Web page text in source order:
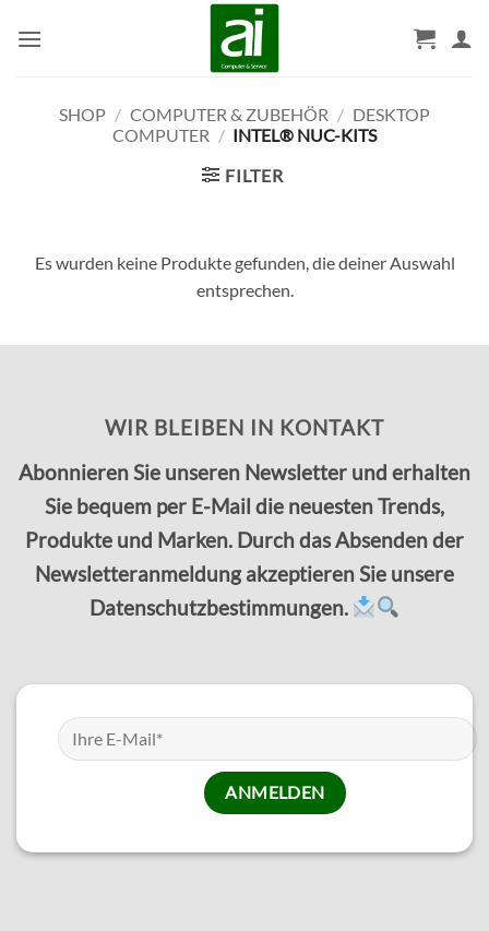
Inhalt
SHOP / COMPUTER & ZUBEHÖR / DESKTOP
COMPUTER / INTEL® NUC-KITS
FILTER
Es wurden keine Produkte gefunden, die deiner Auswahl
entsprechen.
WIR BLEIBEN IN KONTAKT
Abonnieren Sie unseren Newsletter und erhalten
Sie bequem per E-Mail die neuesten Trends,
Produkte und Marken. Durch das Absenden der
Newsletteranmeldung akzeptieren Sie unsere
Datenschutzbestimmungen.